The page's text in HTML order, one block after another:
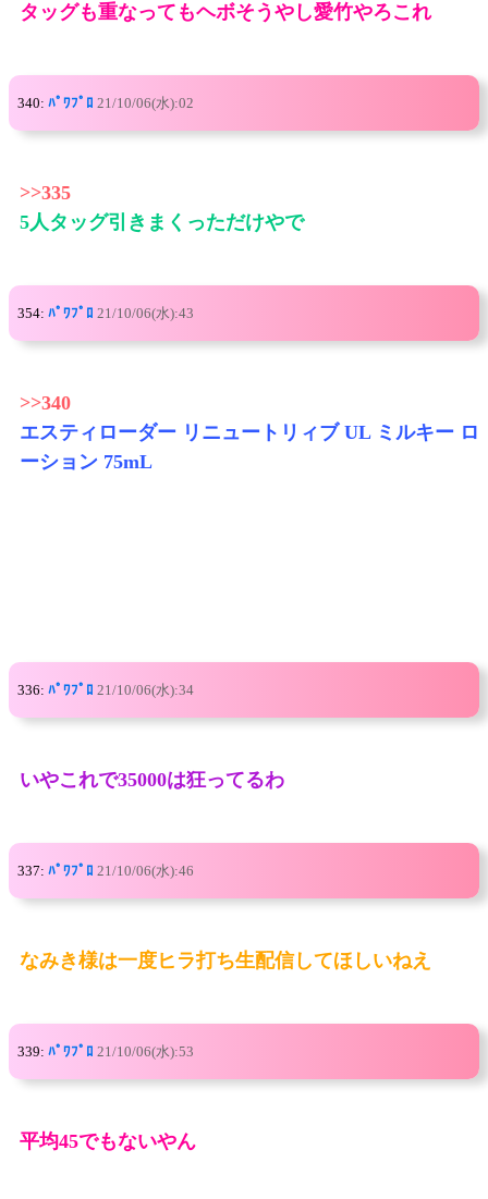
タッグも重なってもヘボそうやし愛竹やろこれ
340: ﾊﾟﾜﾌﾟﾛ 21/10/06(水):02
>>335
5人タッグ引きまくっただけやで
354: ﾊﾟﾜﾌﾟﾛ 21/10/06(水):43
>>340
エスティローダー リニュートリィブ UL ミルキー ロ
ーション 75mL
336: ﾊﾟﾜﾌﾟﾛ 21/10/06(水):34
いやこれで35000は狂ってるわ
337: ﾊﾟﾜﾌﾟﾛ 21/10/06(水):46
なみき様は一度ヒラ打ち生配信してほしいねえ
339: ﾊﾟﾜﾌﾟﾛ 21/10/06(水):53
平均45でもないやん